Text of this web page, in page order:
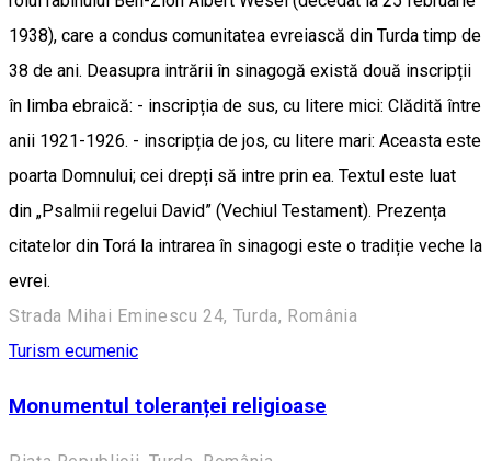
1938), care a condus comunitatea evreiască din Turda timp de
38 de ani. Deasupra intrării în sinagogă există două inscripții
în limba ebraică: - inscripția de sus, cu litere mici: Clădită între
anii 1921-1926. - inscripția de jos, cu litere mari: Aceasta este
poarta Domnului; cei drepți să intre prin ea. Textul este luat
din „Psalmii regelui David” (Vechiul Testament). Prezența
citatelor din Torá la intrarea în sinagogi este o tradiție veche la
evrei.
Strada Mihai Eminescu 24, Turda, România
Turism ecumenic
Monumentul toleranței religioase